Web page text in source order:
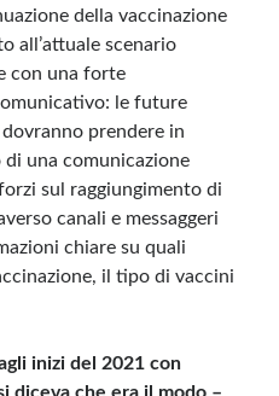
della vaccinazione
all’attuale scenario
con una forte
le future
prendere in
una comunicazione
sul raggiungimento di
canali e messaggeri
chiare su quali
il tipo di vaccini
inizi del 2021 con